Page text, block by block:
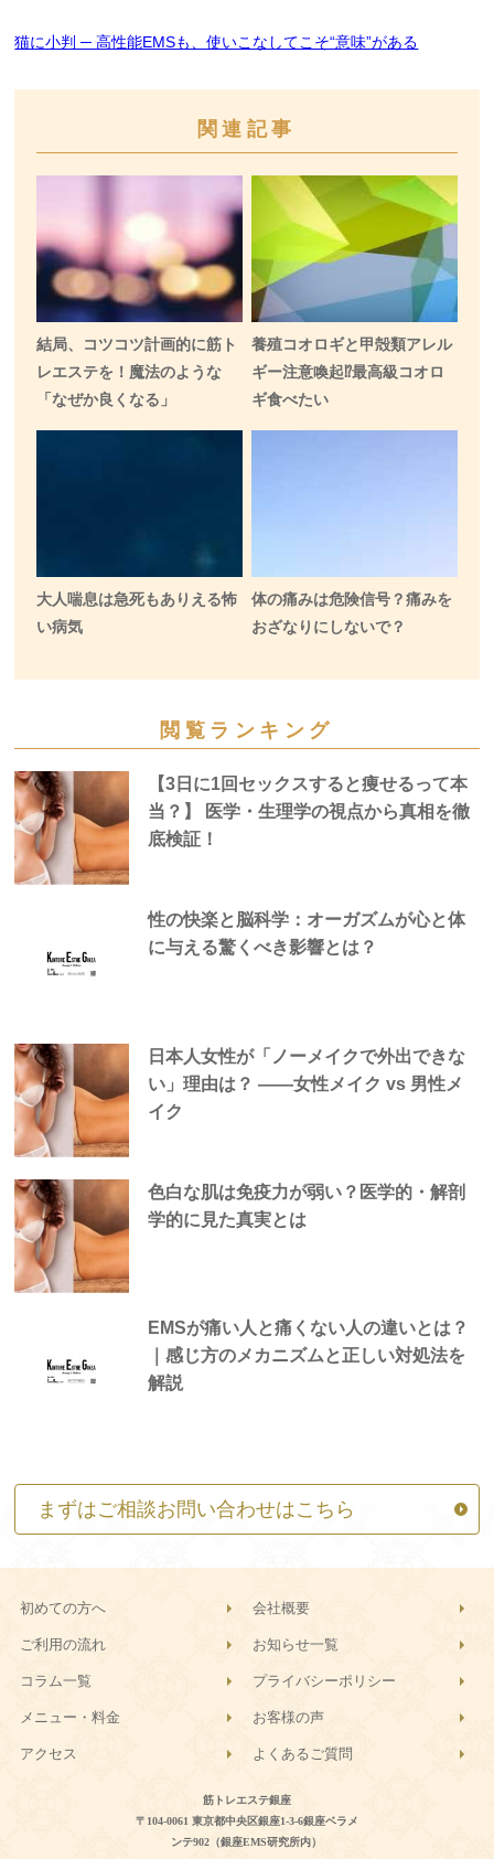
猫に小判 ─ 高性能EMSも、使いこなしてこそ“意味”がある
関連記事
結局、コツコツ計画的に筋ト
レエステを！魔法のような
「なぜか良くなる」
養殖コオロギと甲殻類アレル
ギー注意喚起⁉️最高級コオロ
ギ食べたい
大人喘息は急死もありえる怖
い病気
体の痛みは危険信号？痛みを
おざなりにしないで？
閲覧ランキング
【3日に1回セックスすると痩せるって本
当？】 医学・生理学の視点から真相を徹
底検証！
性の快楽と脳科学：オーガズムが心と体
に与える驚くべき影響とは？
日本人女性が「ノーメイクで外出できな
い」理由は？ —―女性メイク vs 男性メ
イク
色白な肌は免疫力が弱い？医学的・解剖
学的に見た真実とは
EMSが痛い人と痛くない人の違いとは？
｜感じ方のメカニズムと正しい対処法を
解説
まずはご相談お問い合わせはこちら
筋トレエステ銀座
〒104-0061 東京都中央区銀座1-3-6銀座ベラメ
ンテ902（銀座EMS研究所内）
初めての方へ 会社概要
ご利用の流れ お知らせ一覧
コラム一覧 プライバシーポリシー
メニュー・料金 お客様の声
アクセス よくあるご質問